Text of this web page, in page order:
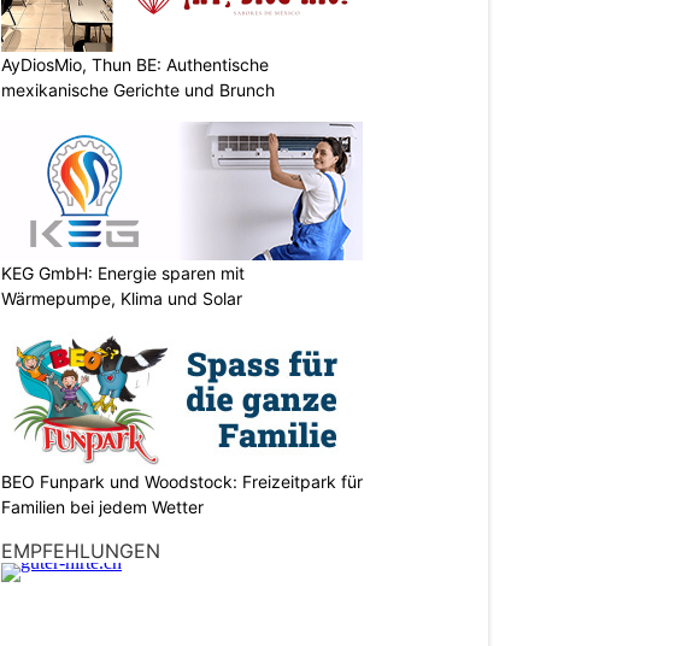
AyDiosMio, Thun BE: Authentische
mexikanische Gerichte und Brunch
KEG GmbH: Energie sparen mit
Wärmepumpe, Klima und Solar
BEO Funpark und Woodstock: Freizeitpark für
Familien bei jedem Wetter
EMPFEHLUNGEN